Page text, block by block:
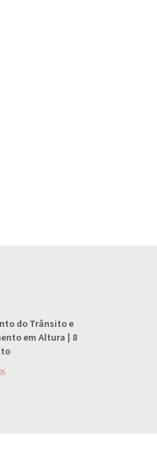
do Trânsito e
em Altura | 8